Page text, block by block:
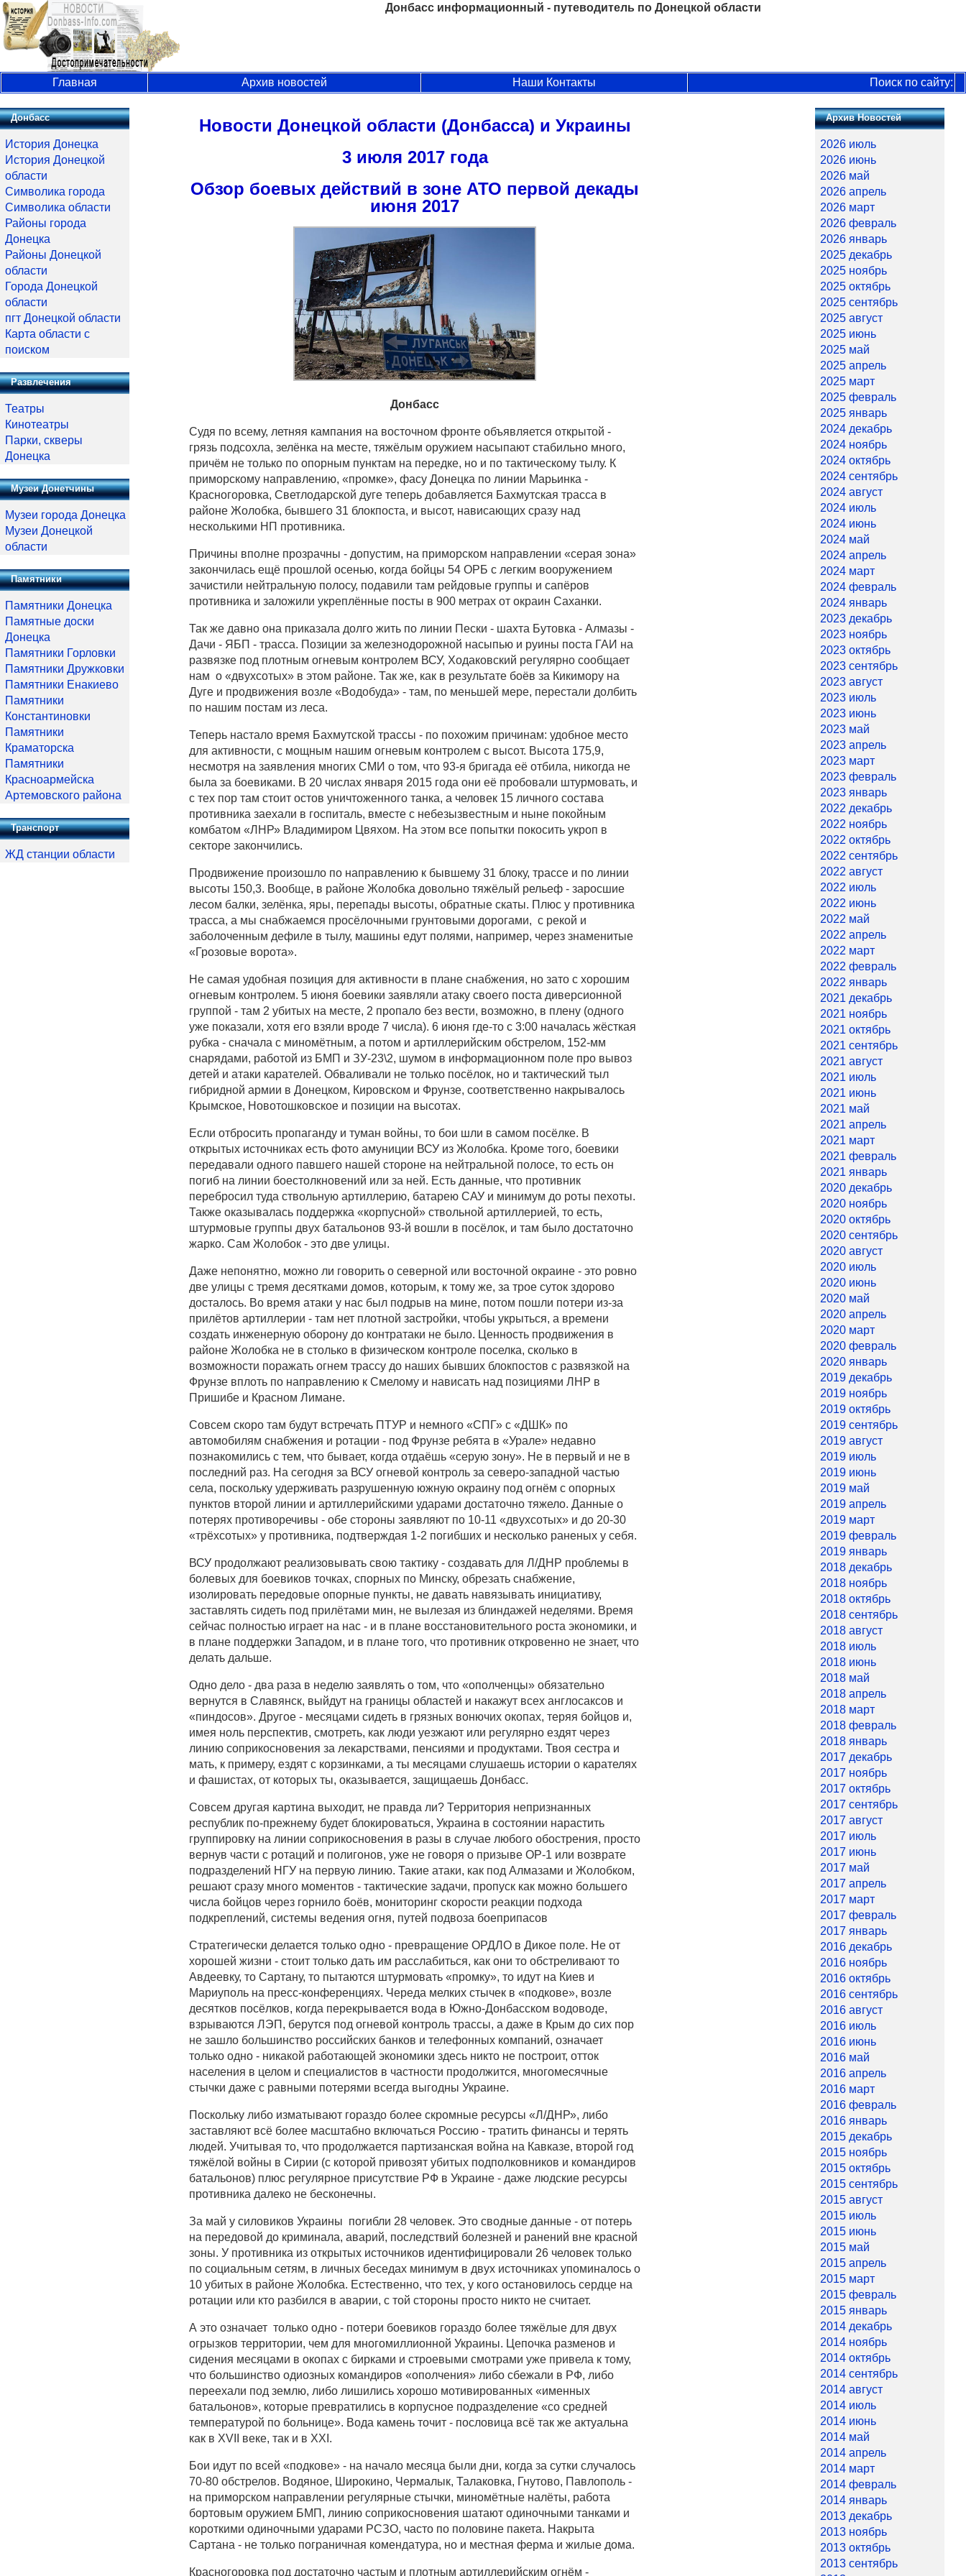
Донбасс информационный - путеводитель по Донецкой области
Главная Архив новостей Наши Контакты Поиск по сайту:
Новости Донецкой области (Донбасса) и Украины
3 июля 2017 года
Обзор боевых действий в зоне АТО первой декады
июня 2017
Донбасс
Судя по всему, летняя кампания на восточном фронте объявляется открытой -
грязь подсохла, зелёнка на месте, тяжёлым оружием насыпают стабильно много,
причём не только по опорным пунктам на передке, но и по тактическому тылу. К
приморскому направлению, «промке», фасу Донецка по линии Марьинка -
Красногоровка, Светлодарской дуге теперь добавляется Бахмутская трасса в
районе Жолобка, бывшего 31 блокпоста, и высот, нависающих сразу над
несколькими НП противника.
Причины вполне прозрачны - допустим, на приморском направлении «серая зона»
закончилась ещё прошлой осенью, когда бойцы 54 ОРБ с легким вооружением
зачистили нейтральную полосу, подавили там рейдовые группы и сапёров
противника и заложили укреплённые посты в 900 метрах от окраин Саханки.
Так же давно она приказала долго жить по линии Пески - шахта Бутовка - Алмазы -
Дачи - ЯБП - трасса. Позиции за железнодорожной насыпью и руины поста ГАИ на
развязке под плотным огневым контролем ВСУ, Ходаковский регулярно сообщает
нам о «двухсотых» в этом районе. Так же, как в результате боёв за Кикимору на
Дуге и продвижения возле «Водобуда» - там, по меньшей мере, перестали долбить
по нашим постам из леса.
Теперь настало время Бахмутской трассы - по похожим причинам: удобное место
для активности, с мощным нашим огневым контролем с высот. Высота 175,9,
несмотря на заявления многих СМИ о том, что 93-я бригада её отбила, никогда не
была за боевиками. В 20 числах января 2015 года они её пробовали штурмовать, и
с тех пор там стоит остов уничтоженного танка, а человек 15 личного состава
противника заехали в госпиталь, вместе с небезызвестным и ныне покойным
комбатом «ЛНР» Владимиром Цвяхом. На этом все попытки покосить укроп в
секторе закончились.
Продвижение произошло по направлению к бывшему 31 блоку, трассе и по линии
высоты 150,3. Вообще, в районе Жолобка довольно тяжёлый рельеф - заросшие
лесом балки, зелёнка, яры, перепады высоты, обратные скаты. Плюс у противника
трасса, а мы снабжаемся просёлочными грунтовыми дорогами, с рекой и
заболоченным дефиле в тылу, машины едут полями, например, через знаменитые
«Грозовые ворота».
Не самая удобная позиция для активности в плане снабжения, но зато с хорошим
огневым контролем. 5 июня боевики заявляли атаку своего поста диверсионной
группой - там 2 убитых на месте, 2 пропало без вести, возможно, в плену (одного
уже показали, хотя его взяли вроде 7 числа). 6 июня где-то с 3:00 началась жёсткая
рубка - сначала с миномётным, а потом и артиллерийским обстрелом, 152-мм
снарядами, работой из БМП и ЗУ-23\2, шумом в информационном поле про вывоз
детей и атаки карателей. Обваливали не только посёлок, но и тактический тыл
гибридной армии в Донецком, Кировском и Фрунзе, соответственно накрывалось
Крымское, Новотошковское и позиции на высотах.
Если отбросить пропаганду и туман войны, то бои шли в самом посёлке. В
открытых источниках есть фото амуниции ВСУ из Жолобка. Кроме того, боевики
передавали одного павшего нашей стороне на нейтральной полосе, то есть он
погиб на линии боестолкновений или за ней. Есть данные, что противник
перебросил туда ствольную артиллерию, батарею САУ и минимум до роты пехоты.
Также оказывалась поддержка «корпусной» ствольной артиллерией, то есть,
штурмовые группы двух батальонов 93-й вошли в посёлок, и там было достаточно
жарко. Сам Жолобок - это две улицы.
Даже непонятно, можно ли говорить о северной или восточной окраине - это ровно
две улицы с тремя десятками домов, которым, к тому же, за трое суток здорово
досталось. Во время атаки у нас был подрыв на мине, потом пошли потери из-за
прилётов артиллерии - там нет плотной застройки, чтобы укрыться, а времени
создать инженерную оборону до контратаки не было. Ценность продвижения в
районе Жолобка не в столько в физическом контроле поселка, сколько в
возможности поражать огнем трассу до наших бывших блокпостов с развязкой на
Фрунзе вплоть по направлению к Смелому и нависать над позициями ЛНР в
Пришибе и Красном Лимане.
Совсем скоро там будут встречать ПТУР и немного «СПГ» с «ДШК» по
автомобилям снабжения и ротации - под Фрунзе ребята в «Урале» недавно
познакомились с тем, что бывает, когда отдаёшь «серую зону». Не в первый и не в
последний раз. На сегодня за ВСУ огневой контроль за северо-западной частью
села, поскольку удерживать разрушенную южную окраину под огнём с опорных
пунктов второй линии и артиллерийскими ударами достаточно тяжело. Данные о
потерях противоречивы - обе стороны заявляют по 10-11 «двухсотых» и до 20-30
«трёхсотых» у противника, подтверждая 1-2 погибших и несколько раненых у себя.
ВСУ продолжают реализовывать свою тактику - создавать для Л/ДНР проблемы в
болевых для боевиков точках, спорных по Минску, обрезать снабжение,
изолировать передовые опорные пункты, не давать навязывать инициативу,
заставлять сидеть под прилётами мин, не вылезая из блиндажей неделями. Время
сейчас полностью играет на нас - и в плане восстановительного роста экономики, и
в плане поддержки Западом, и в плане того, что противник откровенно не знает, что
делать дальше.
Одно дело - два раза в неделю заявлять о том, что «ополченцы» обязательно
вернутся в Славянск, выйдут на границы областей и накажут всех англосаксов и
«пиндосов». Другое - месяцами сидеть в грязных вонючих окопах, теряя бойцов и,
имея ноль перспектив, смотреть, как люди уезжают или регулярно ездят через
линию соприкосновения за лекарствами, пенсиями и продуктами. Твоя сестра и
мать, к примеру, ездят с корзинками, а ты месяцами слушаешь истории о карателях
и фашистах, от которых ты, оказывается, защищаешь Донбасс.
Совсем другая картина выходит, не правда ли? Территория непризнанных
республик по-прежнему будет блокироваться, Украина в состоянии нарастить
группировку на линии соприкосновения в разы в случае любого обострения, просто
вернув части с ротаций и полигонов, уже не говоря о призыве ОР-1 или возврате
подразделений НГУ на первую линию. Такие атаки, как под Алмазами и Жолобком,
решают сразу много моментов - тактические задачи, пропуск как можно большего
числа бойцов через горнило боёв, мониторинг скорости реакции подхода
подкреплений, системы ведения огня, путей подвоза боеприпасов
Стратегически делается только одно - превращение ОРДЛО в Дикое поле. Не от
хорошей жизни - стоит только дать им расслабиться, как они то обстреливают то
Авдеевку, то Сартану, то пытаются штурмовать «промку», то идут на Киев и
Мариуполь на пресс-конференциях. Череда мелких стычек в «подкове», возле
десятков посёлков, когда перекрывается вода в Южно-Донбасском водоводе,
взрываются ЛЭП, берутся под огневой контроль трассы, а даже в Крым до сих пор
не зашло большинство российских банков и телефонных компаний, означает
только одно - никакой работающей экономики здесь никто не построит, отток
населения в целом и специалистов в частности продолжится, многомесячные
стычки даже с равными потерями всегда выгодны Украине.
Поскольку либо изматывают гораздо более скромные ресурсы «Л/ДНР», либо
заставляют всё более масштабно включаться Россию - тратить финансы и терять
людей. Учитывая то, что продолжается партизанская война на Кавказе, второй год
тяжёлой войны в Сирии (с которой привозят убитых подполковников и командиров
батальонов) плюс регулярное присутствие РФ в Украине - даже людские ресурсы
противника далеко не бесконечны.
За май у силовиков Украины погибли 28 человек. Это сводные данные - от потерь
на передовой до криминала, аварий, последствий болезней и ранений вне красной
зоны. У противника из открытых источников идентифицировали 26 человек только
по социальным сетям, в личных беседах минимум в двух источниках упоминалось о
10 убитых в районе Жолобка. Естественно, что тех, у кого остановилось сердце на
ротации или кто разбился в аварии, с той стороны просто никто не считает.
А это означает только одно - потери боевиков гораздо более тяжёлые для двух
огрызков территории, чем для многомиллионной Украины. Цепочка разменов и
сидения месяцами в окопах с бирками и строевыми смотрами уже привела к тому,
что большинство одиозных командиров «ополчения» либо сбежали в РФ, либо
переехали под землю, либо лишились хорошо мотивированных «именных
батальонов», которые превратились в корпусное подразделение «со средней
температурой по больнице». Вода камень точит - пословица всё так же актуальна
как в XVII веке, так и в XXI.
Бои идут по всей «подкове» - на начало месяца были дни, когда за сутки случалось
70-80 обстрелов. Водяное, Широкино, Чермалык, Талаковка, Гнутово, Павлополь -
на приморском направлении регулярные стычки, миномётные налёты, работа
бортовым оружием БМП, линию соприкосновения шатают одиночными танками и
короткими одиночными ударами РСЗО, часто по половине пакета. Накрыта
Сартана - не только пограничная комендатура, но и местная ферма и жилые дома.
Красногоровка под достаточно частым и плотным артиллерийским огнём -
Донбасс
История Донецка
История Донецкой
области
Символика города
Символика области
Районы города
Донецка
Районы Донецкой
области
Города Донецкой
области
пгт Донецкой области
Карта области с
поиском
Развлечения
Театры
Кинотеатры
Парки, скверы
Донецка
Музеи Донетчины
Музеи города Донецка
Музеи Донецкой
области
Памятники
Памятники Донецка
Памятные доски
Донецка
Памятники Горловки
Памятники Дружковки
Памятники Енакиево
Памятники
Константиновки
Памятники
Краматорска
Памятники
Красноармейска
Артемовского района
Транспорт
ЖД станции области
Архив Новостей
2026 июль
2026 июнь
2026 май
2026 апрель
2026 март
2026 февраль
2026 январь
2025 декабрь
2025 ноябрь
2025 октябрь
2025 сентябрь
2025 август
2025 июнь
2025 май
2025 апрель
2025 март
2025 февраль
2025 январь
2024 декабрь
2024 ноябрь
2024 октябрь
2024 сентябрь
2024 август
2024 июль
2024 июнь
2024 май
2024 апрель
2024 март
2024 февраль
2024 январь
2023 декабрь
2023 ноябрь
2023 октябрь
2023 сентябрь
2023 август
2023 июль
2023 июнь
2023 май
2023 апрель
2023 март
2023 февраль
2023 январь
2022 декабрь
2022 ноябрь
2022 октябрь
2022 сентябрь
2022 август
2022 июль
2022 июнь
2022 май
2022 апрель
2022 март
2022 февраль
2022 январь
2021 декабрь
2021 ноябрь
2021 октябрь
2021 сентябрь
2021 август
2021 июль
2021 июнь
2021 май
2021 апрель
2021 март
2021 февраль
2021 январь
2020 декабрь
2020 ноябрь
2020 октябрь
2020 сентябрь
2020 август
2020 июль
2020 июнь
2020 май
2020 апрель
2020 март
2020 февраль
2020 январь
2019 декабрь
2019 ноябрь
2019 октябрь
2019 сентябрь
2019 август
2019 июль
2019 июнь
2019 май
2019 апрель
2019 март
2019 февраль
2019 январь
2018 декабрь
2018 ноябрь
2018 октябрь
2018 сентябрь
2018 август
2018 июль
2018 июнь
2018 май
2018 апрель
2018 март
2018 февраль
2018 январь
2017 декабрь
2017 ноябрь
2017 октябрь
2017 сентябрь
2017 август
2017 июль
2017 июнь
2017 май
2017 апрель
2017 март
2017 февраль
2017 январь
2016 декабрь
2016 ноябрь
2016 октябрь
2016 сентябрь
2016 август
2016 июль
2016 июнь
2016 май
2016 апрель
2016 март
2016 февраль
2016 январь
2015 декабрь
2015 ноябрь
2015 октябрь
2015 сентябрь
2015 август
2015 июль
2015 июнь
2015 май
2015 апрель
2015 март
2015 февраль
2015 январь
2014 декабрь
2014 ноябрь
2014 октябрь
2014 сентябрь
2014 август
2014 июль
2014 июнь
2014 май
2014 апрель
2014 март
2014 февраль
2014 январь
2013 декабрь
2013 ноябрь
2013 октябрь
2013 сентябрь